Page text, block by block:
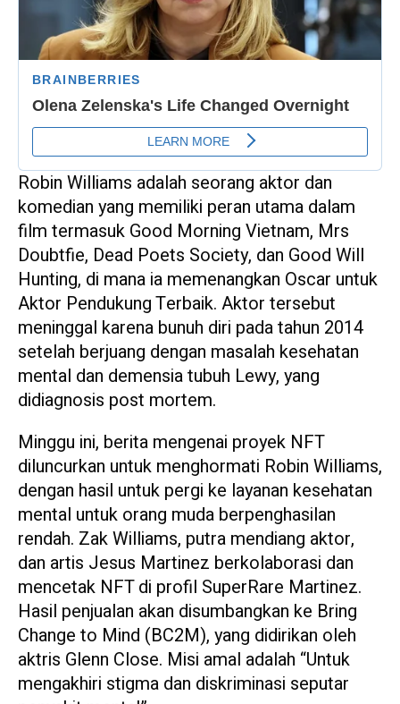
Robin Williams adalah seorang aktor dan
komedian yang memiliki peran utama dalam
film termasuk Good Morning Vietnam, Mrs
Doubtfie, Dead Poets Society, dan Good Will
Hunting, di mana ia memenangkan Oscar untuk
Aktor Pendukung Terbaik. Aktor tersebut
meninggal karena bunuh diri pada tahun 2014
setelah berjuang dengan masalah kesehatan
mental dan demensia tubuh Lewy, yang
didiagnosis post mortem.
Minggu ini, berita mengenai proyek NFT
diluncurkan untuk menghormati Robin Williams,
dengan hasil untuk pergi ke layanan kesehatan
mental untuk orang muda berpenghasilan
rendah. Zak Williams, putra mendiang aktor,
dan artis Jesus Martinez berkolaborasi dan
mencetak NFT di profil SuperRare Martinez.
Hasil penjualan akan disumbangkan ke Bring
Change to Mind (BC2M), yang didirikan oleh
aktris Glenn Close. Misi amal adalah “Untuk
mengakhiri stigma dan diskriminasi seputar